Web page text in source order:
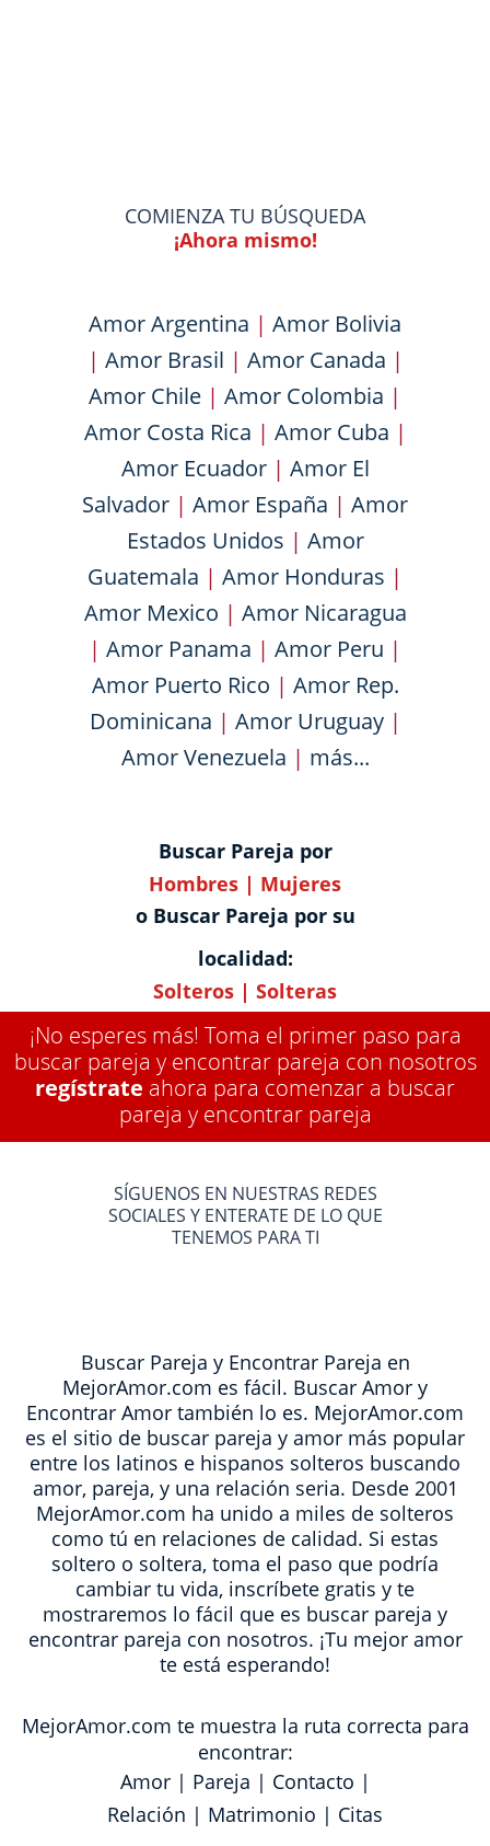
COMIENZA TU BÚSQUEDA
¡Ahora mismo!
Amor Argentina | Amor Bolivia
| Amor Brasil | Amor Canada |
Amor Chile | Amor Colombia |
Amor Costa Rica | Amor Cuba |
Amor Ecuador| Amor El
Salvador | Amor España | Amor
Estados Unidos | Amor
Guatemala | Amor Honduras |
Amor Mexico | Amor Nicaragua
| Amor Panama | Amor Peru |
Amor Puerto Rico | Amor Rep.
Dominicana | Amor Uruguay|
Amor Venezuela | más...
Buscar Pareja por
Hombres | Mujeres
o Buscar Pareja por su
localidad:
Solteros | Solteras
¡No esperes más! Toma el primer paso para
buscar pareja y encontrar pareja con nosotros
regístrate ahora para comenzar a buscar
pareja y encontrar pareja
SÍGUENOS EN NUESTRAS REDES
SOCIALES Y ENTERATE DE LO QUE
TENEMOS PARA TI
Buscar Pareja y Encontrar Pareja en
MejorAmor.com es fácil. Buscar Amor y
Encontrar Amor también lo es. MejorAmor.com
es el sitio de buscar pareja y amor más popular
entre los latinos e hispanos solteros buscando
amor, pareja, y una relación seria. Desde 2001
MejorAmor.com ha unido a miles de solteros
como tú en relaciones de calidad. Si estas
soltero o soltera, toma el paso que podría
cambiar tu vida, inscríbete gratis y te
mostraremos lo fácil que es buscar pareja y
encontrar pareja con nosotros. ¡Tu mejor amor
te está esperando!
MejorAmor.com te muestra la ruta correcta para
encontrar:
Amor| Pareja | Contacto |
Relación | Matrimonio | Citas